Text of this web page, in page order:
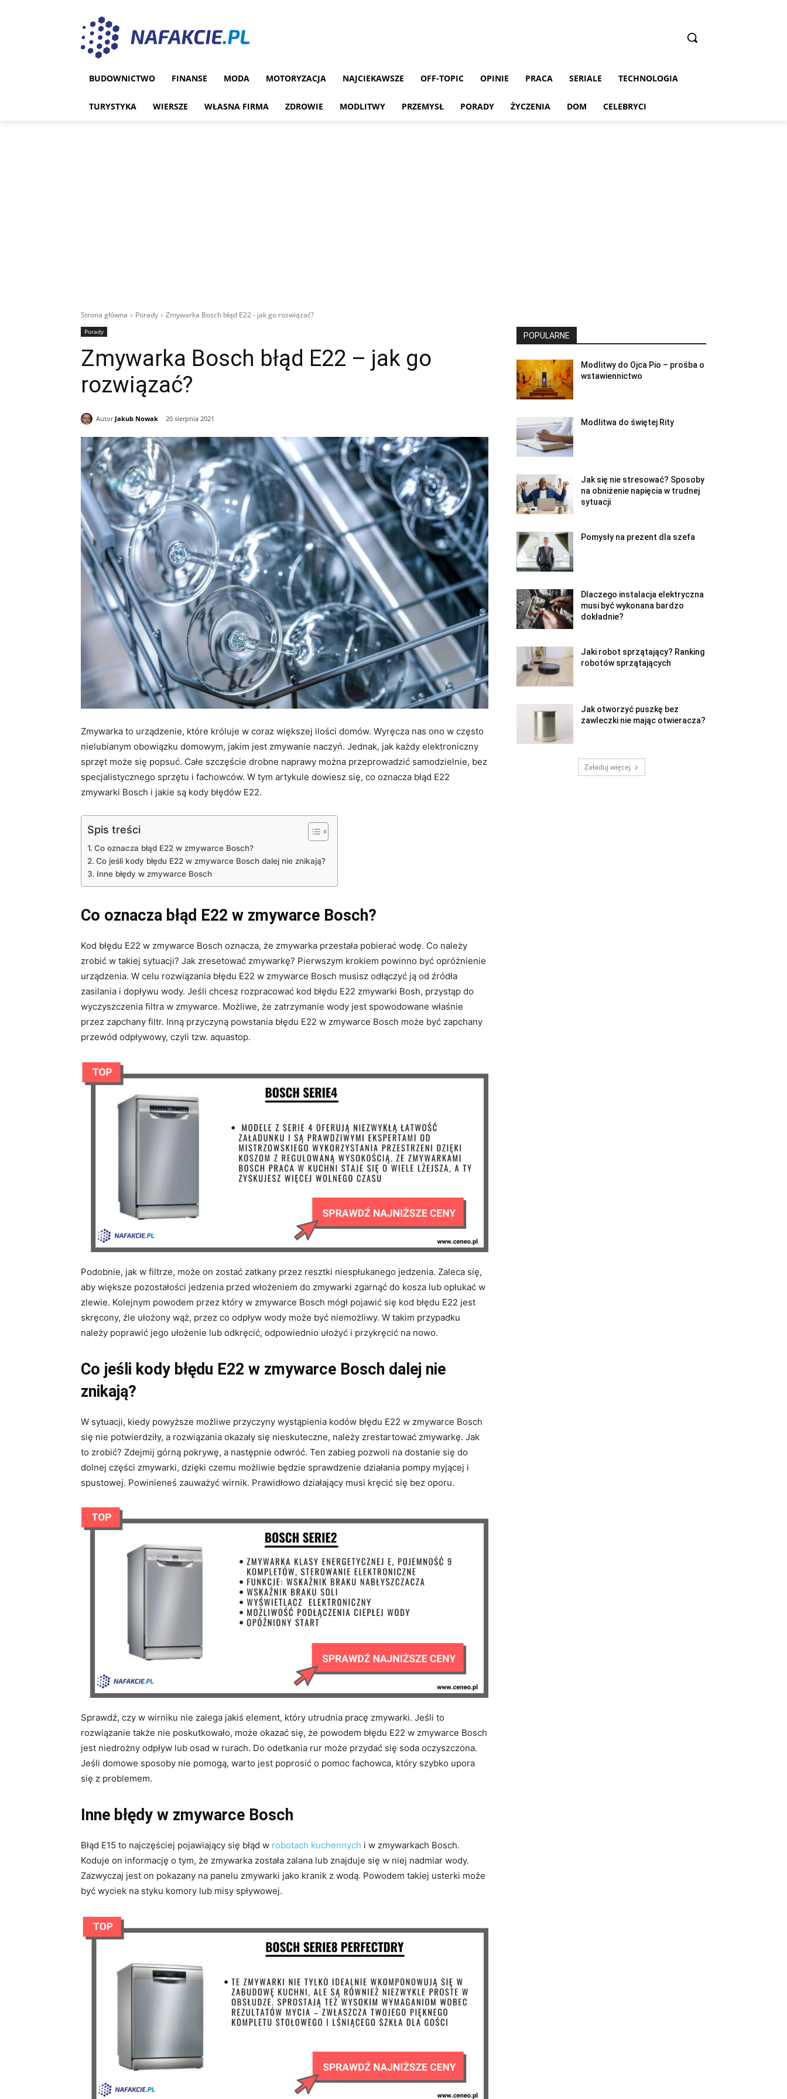
BUDOWNICTWO FINANSE MODA MOTORYZACJA NAJCIEKAWSZE OFF-TOPIC OPINIE PRACA SERIALE TECHNOLOGIA
TURYSTYKA WIERSZE WŁASNA FIRMA ZDROWIE MODLITWY PRZEMYSŁ PORADY ŻYCZENIA DOM CELEBRYCI
Strona główna Porady Zmywarka Bosch błąd E22 - jak go rozwiązać?
Porady
Zmywarka Bosch błąd E22 – jak go
rozwiązać?
Autor Jakub Nowak 20 sierpnia 2021
Zmywarka to urządzenie, które króluje w coraz większej ilości domów. Wyręcza nas ono w często
nielubianym obowiązku domowym, jakim jest zmywanie naczyń. Jednak, jak każdy elektroniczny
sprzęt może się popsuć. Całe szczęście drobne naprawy można przeprowadzić samodzielnie, bez
specjalistycznego sprzętu i fachowców. W tym artykule dowiesz się, co oznacza błąd E22
zmywarki Bosch i jakie są kody błędów E22.
Spis treści
Co oznacza błąd E22 w zmywarce Bosch?
Co jeśli kody błędu E22 w zmywarce Bosch dalej nie znikają?
Inne błędy w zmywarce Bosch
Co oznacza błąd E22 w zmywarce Bosch?
Kod błędu E22 w zmywarce Bosch oznacza, że zmywarka przestała pobierać wodę. Co należy
zrobić w takiej sytuacji? Jak zresetować zmywarkę? Pierwszym krokiem powinno być opróżnienie
urządzenia. W celu rozwiązania błędu E22 w zmywarce Bosch musisz odłączyć ją od źródła
zasilania i dopływu wody. Jeśli chcesz rozpracować kod błędu E22 zmywarki Bosh, przystąp do
wyczyszczenia filtra w zmywarce. Możliwe, że zatrzymanie wody jest spowodowane właśnie
przez zapchany filtr. Inną przyczyną powstania błędu E22 w zmywarce Bosch może być zapchany
przewód odpływowy, czyli tzw. aquastop.
Podobnie, jak w filtrze, może on zostać zatkany przez resztki niespłukanego jedzenia. Zaleca się,
aby większe pozostałości jedzenia przed włożeniem do zmywarki zgarnąć do kosza lub opłukać w
zlewie. Kolejnym powodem przez który w zmywarce Bosch mógł pojawić się kod błędu E22 jest
skręcony, źle ułożony wąż, przez co odpływ wody może być niemożliwy. W takim przypadku
należy poprawić jego ułożenie lub odkręcić, odpowiednio ułożyć i przykręcić na nowo.
Co jeśli kody błędu E22 w zmywarce Bosch dalej nie
znikają?
W sytuacji, kiedy powyższe możliwe przyczyny wystąpienia kodów błędu E22 w zmywarce Bosch
się nie potwierdziły, a rozwiązania okazały się nieskuteczne, należy zrestartować zmywarkę. Jak
to zrobić? Zdejmij górną pokrywę, a następnie odwróć. Ten zabieg pozwoli na dostanie się do
dolnej części zmywarki, dzięki czemu możliwie będzie sprawdzenie działania pompy myjącej i
spustowej. Powinieneś zauważyć wirnik. Prawidłowo działający musi kręcić się bez oporu.
Sprawdź, czy w wirniku nie zalega jakiś element, który utrudnia pracę zmywarki. Jeśli to
rozwiązanie także nie poskutkowało, może okazać się, że powodem błędu E22 w zmywarce Bosch
jest niedrożny odpływ lub osad w rurach. Do odetkania rur może przydać się soda oczyszczona.
Jeśli domowe sposoby nie pomogą, warto jest poprosić o pomoc fachowca, który szybko upora
się z problemem.
Inne błędy w zmywarce Bosch
Błąd E15 to najczęściej pojawiający się błąd w robotach kuchennych i w zmywarkach Bosch.
Koduje on informację o tym, że zmywarka została zalana lub znajduje się w niej nadmiar wody.
Zazwyczaj jest on pokazany na panelu zmywarki jako kranik z wodą. Powodem takiej usterki może
być wyciek na styku komory lub misy spływowej.
POPULARNE
Modlitwy do Ojca Pio – prośba o
wstawiennictwo
Modlitwa do świętej Rity
Jak się nie stresować? Sposoby
na obniżenie napięcia w trudnej
sytuacji
Pomysły na prezent dla szefa
Dlaczego instalacja elektryczna
musi być wykonana bardzo
dokładnie?
Jaki robot sprzątający? Ranking
robotów sprzątających
Jak otworzyć puszkę bez
zawleczki nie mając otwieracza?
Załaduj więcej